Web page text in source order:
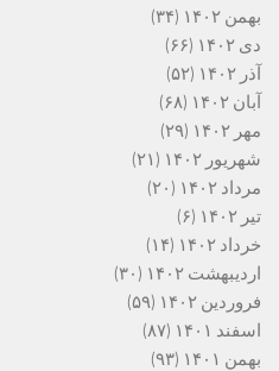
بهمن ۱۴۰۲
(۳۴)
دی ۱۴۰۲
(۶۶)
آذر ۱۴۰۲
(۵۲)
آبان ۱۴۰۲
(۶۸)
مهر ۱۴۰۲
(۲۹)
شهریور ۱۴۰۲
(۲۱)
مرداد ۱۴۰۲
(۲۰)
تیر ۱۴۰۲
(۶)
خرداد ۱۴۰۲
(۱۴)
اردیبهشت ۱۴۰۲
(۳۰)
فروردین ۱۴۰۲
(۵۹)
اسفند ۱۴۰۱
(۸۷)
بهمن ۱۴۰۱
(۹۳)